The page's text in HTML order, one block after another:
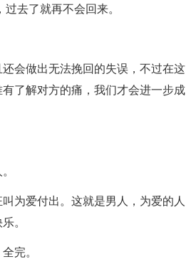
去了就再不会回来。
会做出无法挽回的失误，不过在这
了解对方的痛，我们才会进一步成
为爱付出。这就是男人，为爱的人
。
完。